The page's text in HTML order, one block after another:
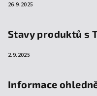
26.9.2025
Stavy produktů s
2.9.2025
Informace